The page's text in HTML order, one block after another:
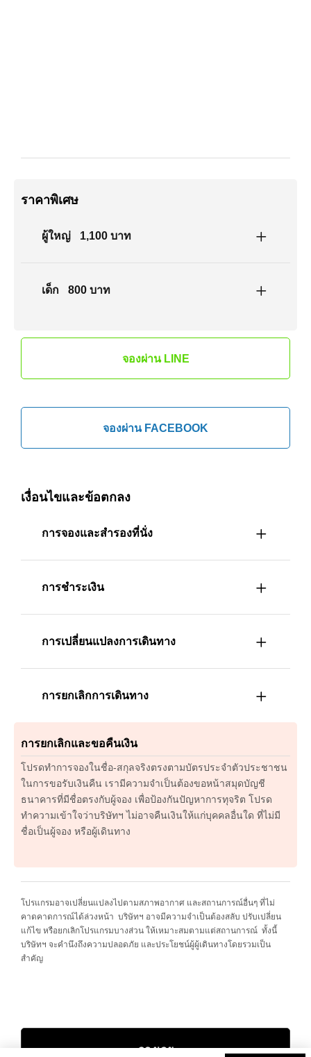
ราคาพิเศษ
ผู้ใหญ่ 1,100 บาท
เด็ก 800 บาท
จองผ่าน LINE
จองผ่าน FACEBOOK
เงื่อนไขและข้อตกลง
การจองและสำรองที่นั่ง
การชำระเงิน
การเปลี่ยนแปลงการเดินทาง
การยกเลิกการเดินทาง
การยกเลิกและขอคืนเงิน
โปรดทำการจองในชื่อ-สกุลจริงตรงตามบัตรประจำตัวประชาชน
ในการขอรับเงินคืน เรามีความจำเป็นต้องขอหน้าสมุดบัญชี
ธนาคารที่มีชื่อตรงกับผู้จอง เพื่อป้องกันปัญหาการทุจริต โปรด
ทำความเข้าใจว่าบริษัทฯ ไม่อาจคืนเงินให้แก่บุคคลอื่นใด ที่ไม่มี
ชื่อเป็นผู้จอง หรือผู้เดินทาง
โปรแกรมอาจเปลี่ยนแปลงไปตามสภาพอากาศ และสถานการณ์อื่นๆ ที่ไม่
คาดคาดการณ์ได้ล่วงหน้า บริษัทฯ อาจมีความจำเป็นต้องสลับ ปรับเปลี่ยน
แก้ไข หรือยกเลิกโปรแกรมบางส่วน ให้เหมาะสมตามแต่สถานการณ์ ทั้งนี้
บริษัทฯ จะคำนึงถึงความปลอดภัย และประโยชน์ผู้ผู้เดินทางโดยรวมเป็น
สำคัญ
จองเลย